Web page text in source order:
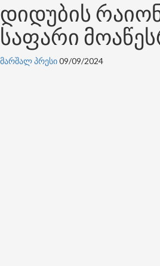
დიდუბის
საფარი
მარშალ პრესი09/09/2024